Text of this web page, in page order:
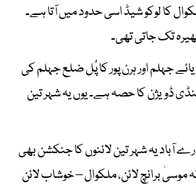
کا لوکو شیڈ اسی حدود میں آتا ہے۔
تک جاتی تھی۔
جہلم اور ہرن پور کا پُل ضلع جہلم کی
ڈویژن کا حصہ ہے۔ یوں یہ شہر تین
آباد یہ شہر تین لائنوں کا جنکشن بھی
برانچ لائن، ملکوال – خوشاب لائن